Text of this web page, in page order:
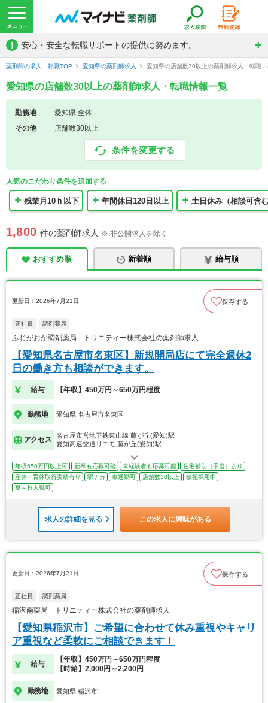
! 安心・安全な転職サポートの提供に努めます。
薬剤師の求人・転職TOP 愛知県の薬剤師求人 愛知県の店舗数30以上の薬剤師求人・転職
愛知県の店舗数30以上の薬剤師求人・転職情報一覧
勤務地
愛知県 全体
その他
店舗数30以上
条件を変更する
人気のこだわり条件を追加する
残業月10ｈ以下 年間休日120日以上 土日休み（相談可含
1,800 件の薬剤師求人 ※ 非公開求人を除く
おすすめ順 新着順 給与順
更新日：2026年7月21日 保存する
正社員 調剤薬局
ふじがおか調剤薬局 トリニティー株式会社の薬剤師求人
【愛知県名古屋市名東区】新規開局店にて完全週休2
日の働き方も相談ができます。
給与 【年収】450万円～650万円程度
勤務地 愛知県 名古屋市名東区
アクセス
名古屋市営地下鉄東山線 藤が丘(愛知)駅
愛知高速交通リニモ 藤が丘(愛知)駅
年収650万円以上可 新卒も応募可能 未経験者も応募可能
住宅補助（手当）あり
産休・育休取得実績有り
駅チカ 車通勤可 店舗数30以上
積極採用中
夏～秋入職可
求人の詳細を見る この求人に興味がある
更新日：2026年7月21日 保存する
正社員 調剤薬局
稲沢南薬局 トリニティー株式会社の薬剤師求人
【愛知県稲沢市】ご希望に合わせて休み重視やキャリ
ア重視など柔軟にご相談できます！
給与
【年収】450万円～650万円程度
【時給】2,000円～2,200円
勤務地 愛知県 稲沢市